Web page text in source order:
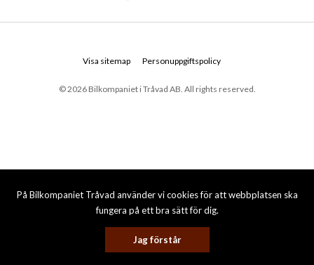
På Bilkompaniet Tråvad använder vi cookies för att webbplatsen ska
fungera på ett bra sätt för dig.
Jag förstår
© 2026 Bilkompaniet i Tråvad AB. All rights reserved.
Visa sitemap Personuppgiftspolicy